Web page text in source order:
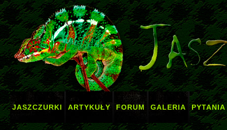
JASZCZURKI ARTYKUŁY FORUM GALERIA PYTANIA